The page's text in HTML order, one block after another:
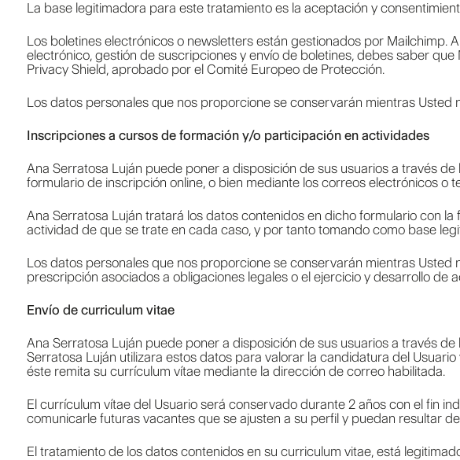
La base legitimadora para este tratamiento es la aceptación y
Los boletines electrónicos o newsletters están gestionados por
electrónico, gestión de suscripciones y envío de boletines, debes saber
Privacy Shield, aprobado por el Comité Europeo de Protección.
Los datos personales que nos proporcione se conservarán mientras Usted
Inscripciones a cursos de formación y/o participación en actividades
Ana Serratosa Luján puede poner a disposición de sus usuarios a través
formulario de inscripción online, o bien mediante los correos electrónicos o
Ana Serratosa Luján tratará los datos contenidos en dicho formulario con
actividad de que se trate en cada caso, y por tanto tomando como base
Los datos personales que nos proporcione se conservarán mientras
prescripción asociados a obligaciones legales o el ejercicio y desarrollo de
Envío de curriculum vitae
Ana Serratosa Luján puede poner a disposición de sus usuarios a través
Serratosa Luján utilizara estos datos para valorar la candidatura del
éste remita su currículum vítae mediante la dirección de correo habilitada.
El currículum vítae del Usuario será conservado durante 2 años con el fin
comunicarle futuras vacantes que se ajusten a su perfil y puedan resultar
El tratamiento de los datos contenidos en su curriculum vitae, está